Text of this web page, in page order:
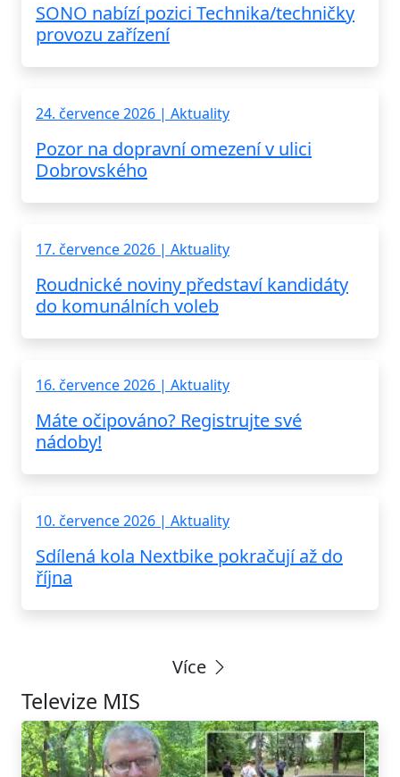
SONO nabízí pozici Technika/techničky
provozu zařízení
24. července 2026 | Aktuality
Pozor na dopravní omezení v ulici
Dobrovského
17. července 2026 | Aktuality
Roudnické noviny představí kandidáty
do komunálních voleb
16. července 2026 | Aktuality
Máte očipováno? Registrujte své
nádoby!
10. července 2026 | Aktuality
Sdílená kola Nextbike pokračují až do
října
Více
Televize MIS